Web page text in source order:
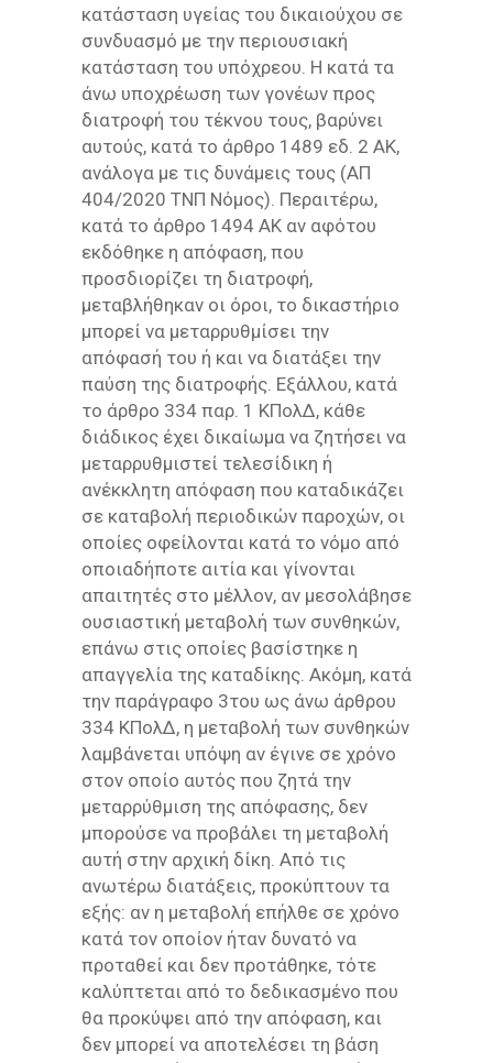
κατάσταση υγείας του δικαιούχου σε
συνδυασμό με την περιουσιακή
κατάσταση του υπόχρεου. Η κατά τα
άνω υποχρέωση των γονέων προς
διατροφή του τέκνου τους, βαρύνει
αυτούς, κατά το άρθρο 1489 εδ. 2 ΑΚ,
ανάλογα με τις δυνάμεις τους (ΑΠ
404/2020 ΤΝΠ Νόμος). Περαιτέρω,
κατά το άρθρο 1494 ΑΚ αν αφότου
εκδόθηκε η απόφαση, που
προσδιορίζει τη διατροφή,
μεταβλήθηκαν οι όροι, το δικαστήριο
μπορεί να μεταρρυθμίσει την
απόφασή του ή και να διατάξει την
παύση της διατροφής. Εξάλλου, κατά
το άρθρο 334 παρ. 1 ΚΠολΔ, κάθε
διάδικος έχει δικαίωμα να ζητήσει να
μεταρρυθμιστεί τελεσίδικη ή
ανέκκλητη απόφαση που καταδικάζει
σε καταβολή περιοδικών παροχών, οι
οποίες οφείλονται κατά το νόμο από
οποιαδήποτε αιτία και γίνονται
απαιτητές στο μέλλον, αν μεσολάβησε
ουσιαστική μεταβολή των συνθηκών,
επάνω στις οποίες βασίστηκε η
απαγγελία της καταδίκης. Ακόμη, κατά
την παράγραφο 3του ως άνω άρθρου
334 ΚΠολΔ, η μεταβολή των συνθηκών
λαμβάνεται υπόψη αν έγινε σε χρόνο
στον οποίο αυτός που ζητά την
μεταρρύθμιση της απόφασης, δεν
μπορούσε να προβάλει τη μεταβολή
αυτή στην αρχική δίκη. Από τις
ανωτέρω διατάξεις, προκύπτουν τα
εξής: αν η μεταβολή επήλθε σε χρόνο
κατά τον οποίον ήταν δυνατό να
προταθεί και δεν προτάθηκε, τότε
καλύπτεται από το δεδικασμένο που
θα προκύψει από την απόφαση, και
δεν μπορεί να αποτελέσει τη βάση